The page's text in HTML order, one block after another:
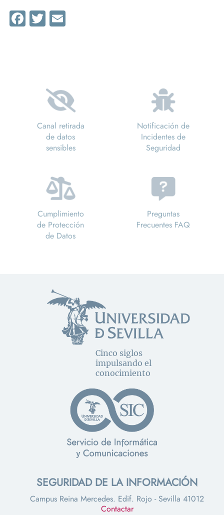
Facebook
Twitter
Canal retirada
de datos
sensibles
Notificación de
Incidentes de
Seguridad
Cumplimiento
de Protección
de Datos
Preguntas
Frecuentes FAQ
Cinco siglos
impulsando el
conocimiento
SEGURIDAD DE LA INFORMACIÓN
Campus Reina Mercedes. Edif. Rojo - Sevilla 41012
Contactar